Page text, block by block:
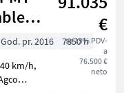
€
sa 19% PDV-
a
76.500 €
neto
God. pr. 2016
7850 h
km/h,